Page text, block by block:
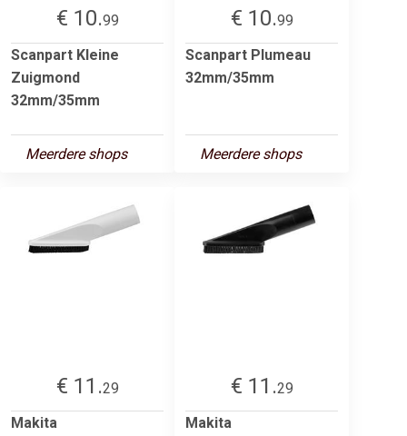
€ 10.99
Scanpart Kleine
Zuigmond
32mm/35mm
Meerdere shops
€ 10.99
Scanpart Plumeau
32mm/35mm
Meerdere shops
€ 11.29
Makita
€ 11.29
Makita